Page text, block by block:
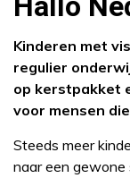
Kinderen met
regulier
op kerstpakket
voor mensen
Steeds meer
naar een gewone